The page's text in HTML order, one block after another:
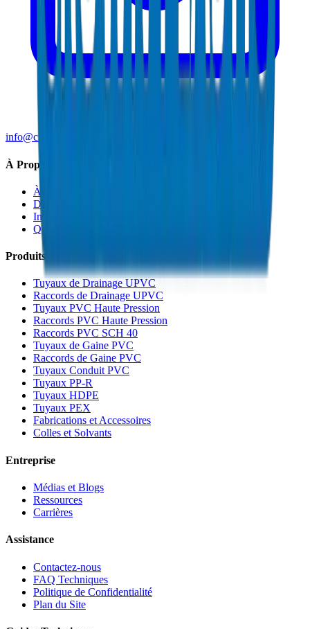
info@crownplasticuae.com
À Propos de Crown
À Propos
Durabilité
Innovation
Qualité et Certifications
Produits
Tuyaux de Drainage UPVC
Raccords de Drainage UPVC
Tuyaux PVC Haute Pression
Raccords PVC Haute Pression
Raccords PVC SCH 40
Tuyaux de Gaine PVC
Raccords de Gaine PVC
Tuyaux Conduit PVC
Tuyaux PP-R
Tuyaux HDPE
Tuyaux PEX
Fabrications et Accessoires
Colles et Solvants
Entreprise
Médias et Blogs
Ressources
Carrières
Assistance
Contactez-nous
FAQ Techniques
Politique de Confidentialité
Plan du Site